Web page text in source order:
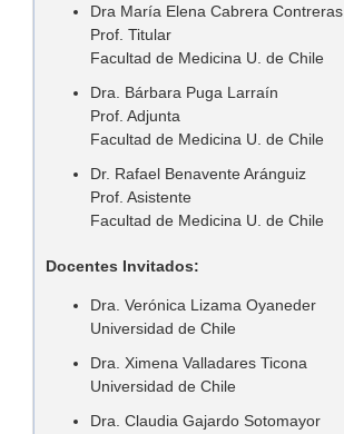
Dra María Elena Cabrera Contreras
Prof. Titular
Facultad de Medicina U. de Chile
Dra. Bárbara Puga Larraín
Prof. Adjunta
Facultad de Medicina U. de Chile
Dr. Rafael Benavente Aránguiz
Prof. Asistente
Facultad de Medicina U. de Chile
Docentes Invitados:
Dra. Verónica Lizama Oyaneder
Universidad de Chile
Dra. Ximena Valladares Ticona
Universidad de Chile
Dra. Claudia Gajardo Sotomayor